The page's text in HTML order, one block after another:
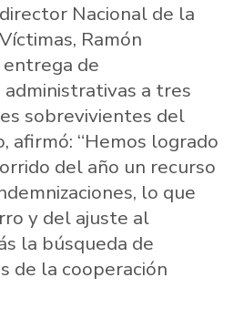
Nacional de la
Ramón
entrega de
administrativas a tres
sobrevivientes del
afirmó: “Hemos logrado
del año un recurso
lo que
y del ajuste al
la búsqueda de
de la cooperación